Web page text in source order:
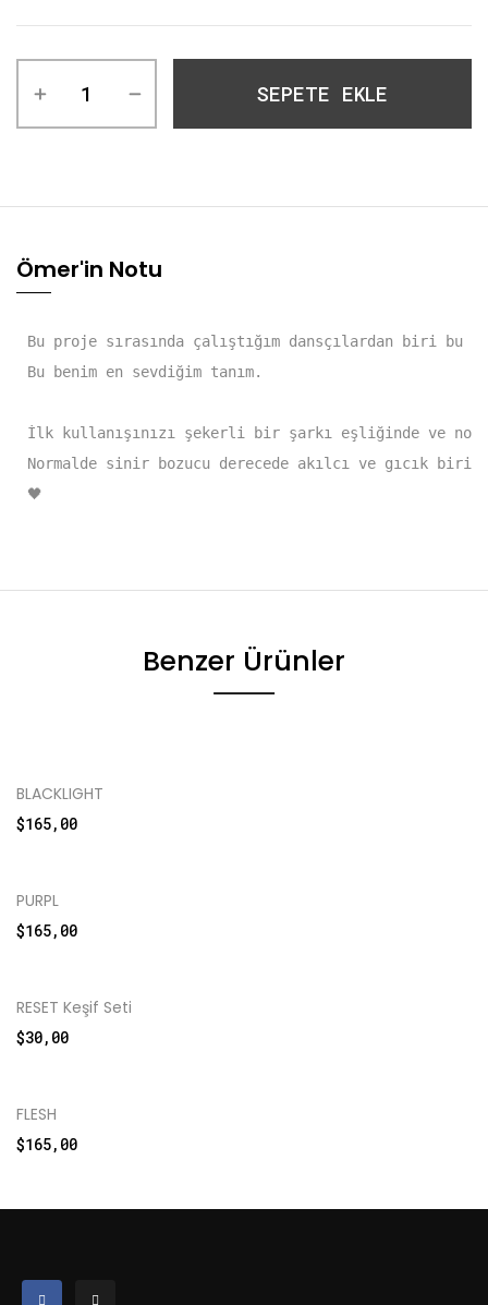
SEPETE EKLE
Ömer'in Notu
Bu proje sırasında çalıştığım dansçılardan biri
Bu benim en sevdiğim tanım.
İlk kullanışınızı şekerli bir şarkı eşliğinde ve
Normalde sinir bozucu derecede akılcı ve gıcık biri
🖤
Benzer Ürünler
BLACKLIGHT
$165,00
PURPL
$165,00
RESET Keşif Seti
$30,00
FLESH
$165,00